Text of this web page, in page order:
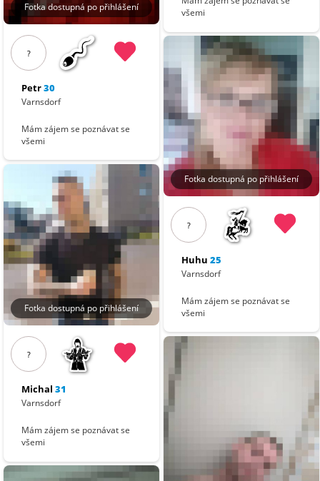
Fotka dostupná po přihlášení
?
Petr30
Varnsdorf
Mám zájem se poznávat se
všemi
Fotka dostupná po přihlášení
?
Michal 31
Varnsdorf
Mám zájem se poznávat se
všemi
všemi
Fotka dostupná po přihlášení
?
Huhu 25
Varnsdorf
Mám zájem se poznávat se
všemi